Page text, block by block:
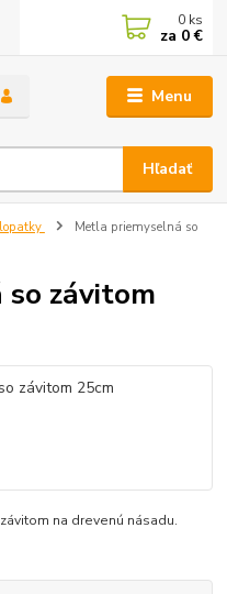
Menu
Hľadať
0 ks
za 0 €
Metla priemyselná so
závitom
na drevenú násadu.